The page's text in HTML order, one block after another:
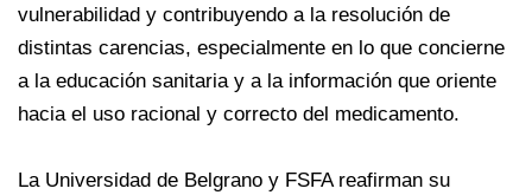
vulnerabilidad y contribuyendo a la resolución de
distintas carencias, especialmente en lo que concierne
a la educación sanitaria y a la información que oriente
hacia el uso racional y correcto del medicamento.
La Universidad de Belgrano y FSFA reafirman su